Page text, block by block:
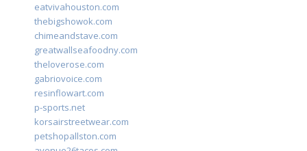
eatvivahouston.com
thebigshowok.com
chimeandstave.com
greatwallseafoodny.com
theloverose.com
gabriovoice.com
resinflowart.com
p-sports.net
korsairstreetwear.com
petshopallston.com